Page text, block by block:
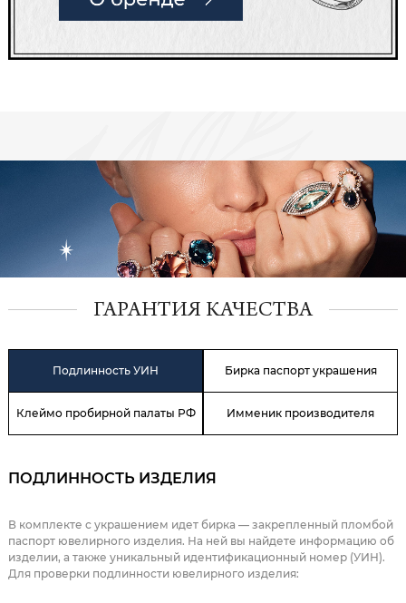
ГАРАНТИЯ КАЧЕСТВА
Подлинность УИН Бирка паспорт украшения
Клеймо пробирной палаты РФ Имменик производителя
ПОДЛИННОСТЬ ИЗДЕЛИЯ
В комплекте с украшением идет бирка — закрепленный пломбой
паспорт ювелирного изделия. На ней вы найдете информацию об
изделии, а также уникальный идентификационный номер (УИН).
Для проверки подлинности ювелирного изделия: